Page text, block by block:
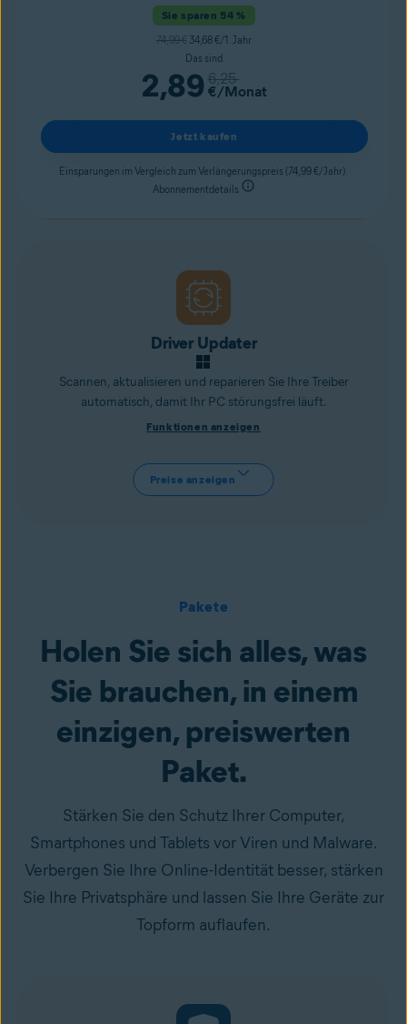
Sie sparen 54 %
74,99 € 34,68 €/1. Jahr
Das sind
2,89 6,25
€/Monat
Jetzt kaufen
Einsparungen im Vergleich zum Verlängerungspreis (74,99 €/Jahr).
Abonnementdetails
Driver Updater
Scannen, aktualisieren und reparieren Sie Ihre Treiber
automatisch, damit Ihr PC störungsfrei läuft.
Funktionen anzeigen
Preise anzeigen
Pakete
Holen Sie sich alles, was
Sie brauchen, in einem
einzigen, preiswerten
Paket.
Stärken Sie den Schutz Ihrer Computer,
Smartphones und Tablets vor Viren und Malware.
Verbergen Sie Ihre Online-Identität besser, stärken
Sie Ihre Privatsphäre und lassen Sie Ihre Geräte zur
Topform auflaufen.